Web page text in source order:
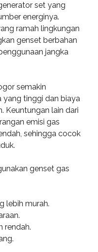
set yang
energinya.
ramah lingkungan
genset berbahan
jangka
semakin
yang tinggi dan biaya
Keuntungan lain dari
emisi gas
sehingga cocok
genset gas
lebih murah.
rendah.